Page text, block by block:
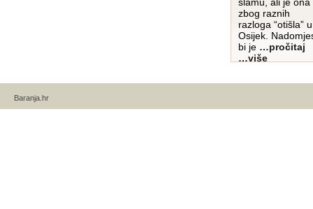
slamu, ali je ona
zbog raznih
razloga “otišla” u
Osijek.
bi je …pročitaj
više…
Baranja.hr